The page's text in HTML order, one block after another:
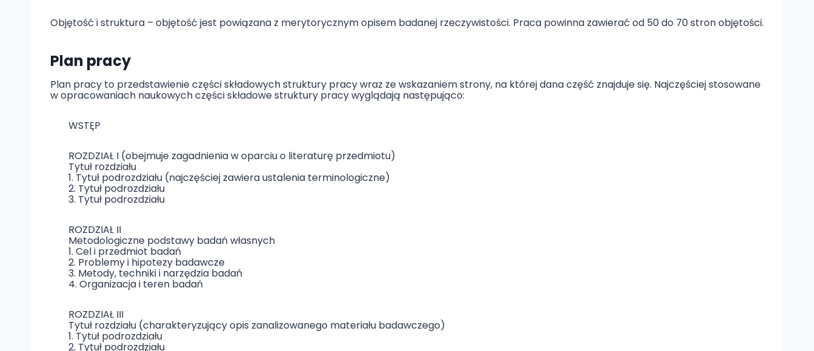
Objętość i struktura – objętość jest powiązana z merytorycznym opisem badanej rzeczywistości. Praca powinna zawierać od 50 do 70 stron objętości.
Plan pracy
Plan pracy to przedstawienie części składowych struktury pracy wraz ze wskazaniem strony, na której dana część znajduje się. Najczęściej stosowane
w opracowaniach naukowych części składowe struktury pracy wyglądają następująco:
WSTĘP
ROZDZIAŁ I (obejmuje zagadnienia w oparciu o literaturę przedmiotu)
Tytuł rozdziału
1. Tytuł podrozdziału (najczęściej zawiera ustalenia terminologiczne)
2. Tytuł podrozdziału
3. Tytuł podrozdziału
ROZDZIAŁ II
Metodologiczne podstawy badań własnych
1. Cel i przedmiot badań
2. Problemy i hipotezy badawcze
3. Metody, techniki i narzędzia badań
4. Organizacja i teren badań
ROZDZIAŁ III
Tytuł rozdziału (charakteryzujący opis zanalizowanego materiału badawczego)
1. Tytuł podrozdziału
2. Tytuł podrozdziału